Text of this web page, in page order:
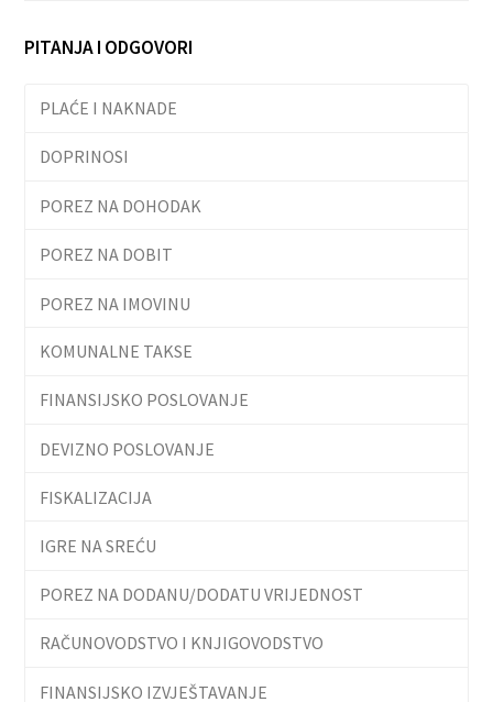
PITANJA I ODGOVORI
PLAĆE I NAKNADE
DOPRINOSI
POREZ NA DOHODAK
POREZ NA DOBIT
POREZ NA IMOVINU
KOMUNALNE TAKSE
FINANSIJSKO POSLOVANJE
DEVIZNO POSLOVANJE
FISKALIZACIJA
IGRE NA SREĆU
POREZ NA DODANU/DODATU VRIJEDNOST
RAČUNOVODSTVO I KNJIGOVODSTVO
FINANSIJSKO IZVJEŠTAVANJE